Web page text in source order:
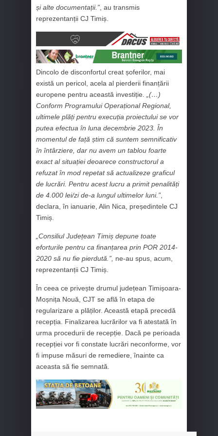
și alte documentații.”, au transmis
reprezentanții CJ Timiș.
Dincolo de disconfortul creat șoferilor, mai
există un pericol, acela al pierderii finanțării
europene pentru această investiție.
„(…)
Conform Programului Operațional Regional,
ultimele plăți pentru execuția proiectului se vor
putea efectua în luna decembrie 2023. În
momentul de față știm că suntem semnificativ
în întârziere, dar nu avem un tablou foarte
exact al situației deoarece constructorul a
refuzat în mod repetat să actualizeze graficul
de lucrări. Pentru acest lucru a primit penalități
de 4.000 lei/zi de-a lungul ultimelor luni.”
declara, în ianuarie, Alin Nica, președintele CJ
Timiș.
„Consiliul Județean Timiș depune toate
eforturile pentru ca finanțarea prin POR 2014-
2020 să nu fie pierdută.”, ne-au spus, acum,
reprezentanții CJ Timiș.
În ceea ce privește drumul județean Timișoara-
Moșnița Nouă, CJT se află în etapa de
regularizare a plăților. Această etapă precedă
recepția. Finalizarea lucrărilor va fi atestată în
urma procedurii de recepție. Dacă pe perioada
recepției vor fi constate lucrări neconforme, vor
fi impuse măsuri de remediere, înainte ca
aceasta să fie semnată.